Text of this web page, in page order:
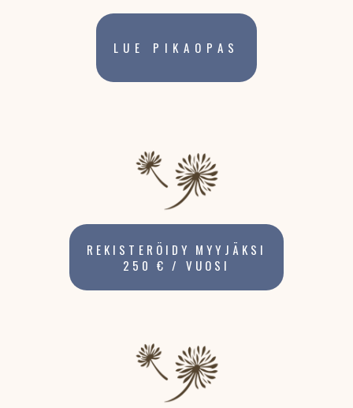
LUE PIKAOPAS
REKISTERÖIDY MYYJÄKSI
250 € / VUOSI